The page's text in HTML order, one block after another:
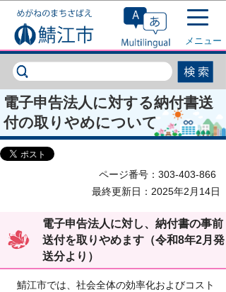
このページの本文へ移動
メニュー
電子申告法人に対する納付書送
付の取りやめについて
ページ番号：303-403-866
最終更新日：2025年2月14日
電子申告法人に対し、納付書の事前
送付を取りやめます（令和8年2月発
送分より）
鯖江市では、社会全体の効率化およびコスト